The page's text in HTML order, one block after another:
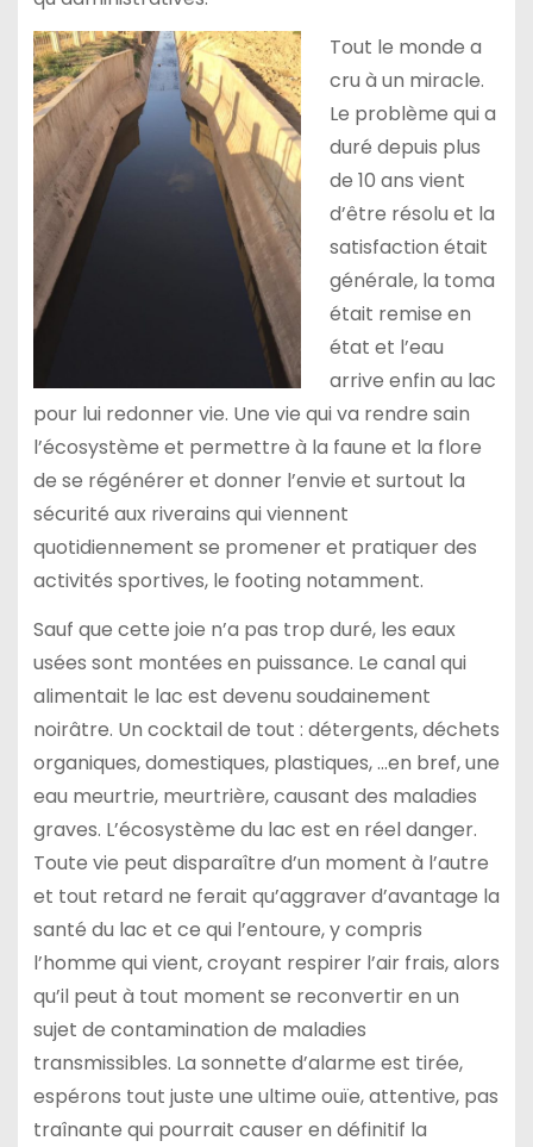
Tout le monde a
cru à un miracle.
Le problème qui a
duré depuis plus
de 10 ans vient
d’être résolu et la
satisfaction était
générale, la toma
était remise en
état et l’eau
arrive enfin au lac
pour lui redonner vie. Une vie qui va rendre sain
l’écosystème et permettre à la faune et la flore
de se régénérer et donner l’envie et surtout la
sécurité aux riverains qui viennent
quotidiennement se promener et pratiquer des
activités sportives, le footing notamment.
Sauf que cette joie n’a pas trop duré, les eaux
usées sont montées en puissance. Le canal qui
alimentait le lac est devenu soudainement
noirâtre. Un cocktail de tout : détergents, déchets
organiques, domestiques, plastiques, …en bref, une
eau meurtrie, meurtrière, causant des maladies
graves. L’écosystème du lac est en réel danger.
Toute vie peut disparaître d’un moment à l’autre
et tout retard ne ferait qu’aggraver d’avantage la
santé du lac et ce qui l’entoure, y compris
l’homme qui vient, croyant respirer l’air frais, alors
qu’il peut à tout moment se reconvertir en un
sujet de contamination de maladies
transmissibles. La sonnette d’alarme est tirée,
espérons tout juste une ultime ouïe, attentive, pas
traînante qui pourrait causer en définitif la